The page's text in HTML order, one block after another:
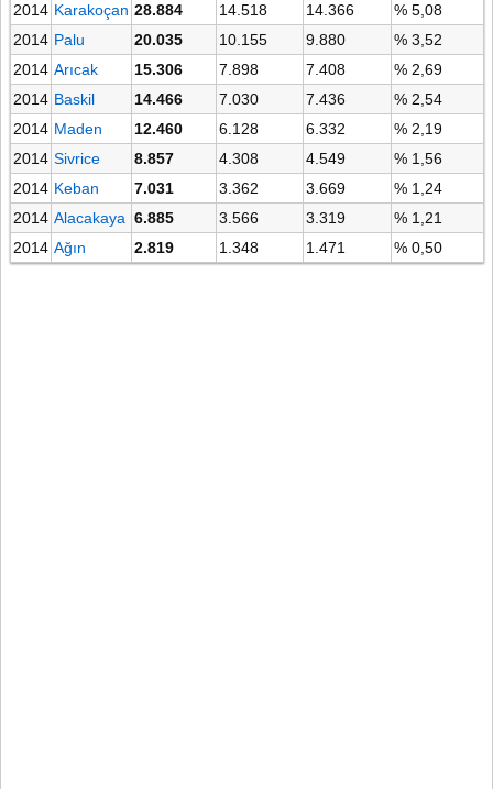
2014 Karakoçan 28.884 14.518 14.366
% 5,08
2014 Palu 20.035 10.155 9.880
% 3,52
2014 Arıcak 15.306 7.898 7.408
% 2,69
2014 Baskil 14.466 7.030 7.436
% 2,54
2014 Maden 12.460 6.128 6.332
% 2,19
2014 Sivrice 8.857 4.308 4.549
% 1,56
2014 Keban 7.031 3.362 3.669
% 1,24
2014 Alacakaya 6.885 3.566 3.319
% 1,21
2014 Ağın 2.819 1.348 1.471 % 0,50